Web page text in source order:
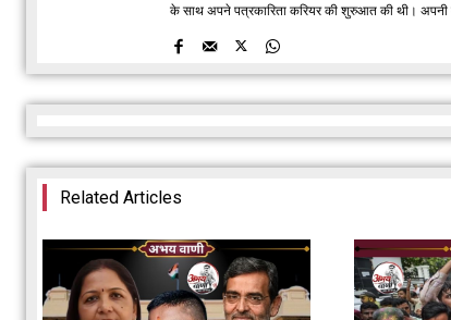
के साथ अपने पत्रकारिता करियर की शुरुआत की थी। अपनी
Related Articles